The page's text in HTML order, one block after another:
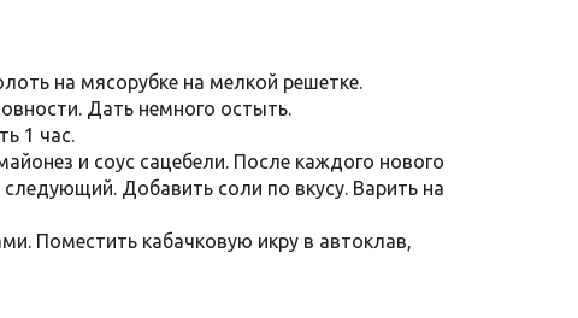
на мясорубке на мелкой решетке.
Дать немного остыть.
1 час.
и соус сацебели. После каждого нового
Добавить соли по вкусу. Варить на
Поместить кабачковую икру в автоклав,